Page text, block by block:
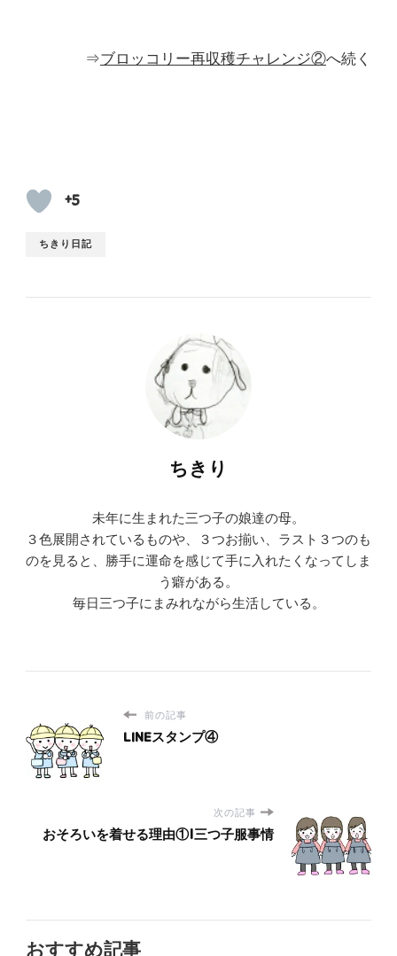
⇒ブロッコリー再収穫チャレンジ②へ続く
+5
ちきり日記
ちきり
未年に生まれた三つ子の娘達の母。
３色展開されているものや、３つお揃い、ラスト３つのも
のを見ると、勝手に運命を感じて手に入れたくなってしま
う癖がある。
毎日三つ子にまみれながら生活している。
前の記事
LINEスタンプ④
次の記事
おそろいを着せる理由①|三つ子服事情
おすすめ記事